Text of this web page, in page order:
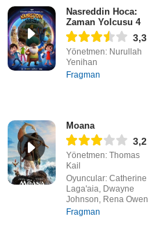
Nasreddin Hoca:
Zaman Yolcusu 4
3,3
Yönetmen: Nurullah
Yenihan
Fragman
Moana
3,2
Yönetmen: Thomas
Kail
Oyuncular: Catherine
Laga'aia, Dwayne
Johnson, Rena Owen
Fragman